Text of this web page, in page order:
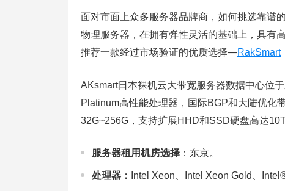
面对市面上众多服务器品牌商，如何挑选靠谱
物理服务器，在拥有弹性灵活的基础上，具有
推荐一款经过市场验证的优质选择—RakSmart
AKsmart日本裸机云大带宽服务器数据中心位
Platinum高性能处理器，国际BGP和大陆优化
32G~256G，支持扩展HHD和SSD硬盘高达
服务器租用机房选择 ：东京。
处理器： Intel Xeon、Intel Xeon Gold、